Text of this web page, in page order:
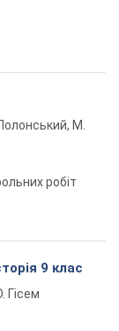
М.
робіт
9 клас
Гісем